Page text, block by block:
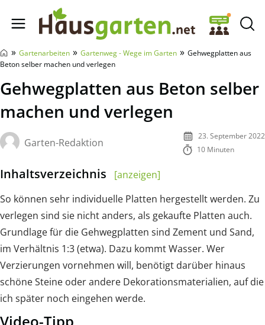
Hausgarten.net
» Gartenarbeiten » Gartenweg - Wege im Garten » Gehwegplatten aus
Beton selber machen und verlegen
Gehwegplatten aus Beton selber
machen und verlegen
Garten-Redaktion
23. September 2022
10 Minuten
Inhaltsverzeichnis
[anzeigen]
So können sehr individuelle Platten hergestellt werden. Zu
verlegen sind sie nicht anders, als gekaufte Platten auch.
Grundlage für die Gehwegplatten sind Zement und Sand,
im Verhältnis 1:3 (etwa). Dazu kommt Wasser. Wer
Verzierungen vornehmen will, benötigt darüber hinaus
schöne Steine oder andere Dekorationsmaterialien, auf die
ich später noch eingehen werde.